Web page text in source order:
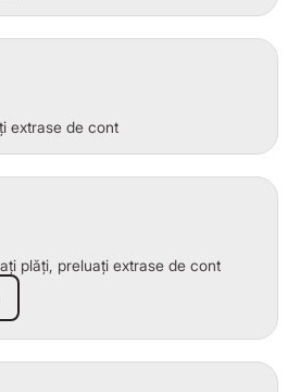
extrase de cont
plăți, preluați extrase de cont